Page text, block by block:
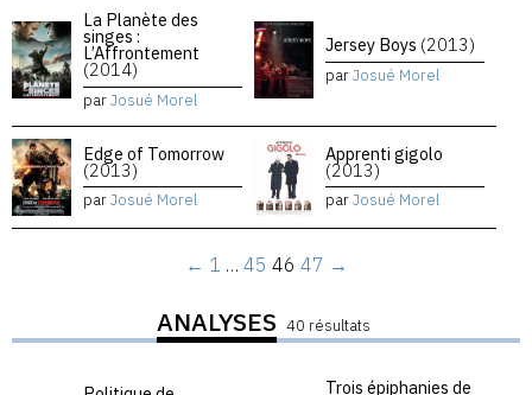
La Planète des
singes :
L’Affrontement
(2014)
parJosué Morel
Jersey Boys (2013)
parJosué Morel
Edge of Tomorrow
(2013)
parJosué Morel
Apprenti gigolo
(2013)
parJosué Morel
← 1 … 45 46 47 →
ANALYSES 40 résultats
Trois épiphanies de